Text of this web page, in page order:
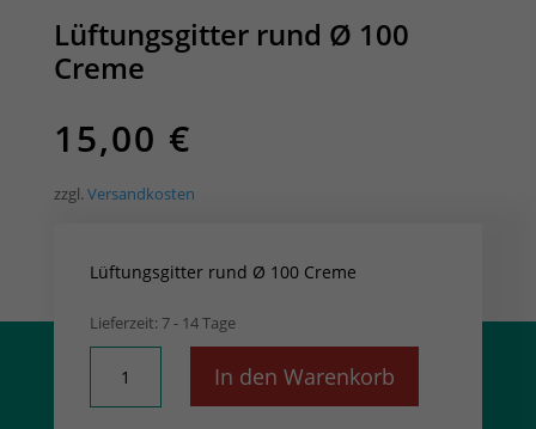
Lüftungsgitter rund Ø 100
Creme
15,00 €
zzgl. Versandkosten
Lüftungsgitter rund Ø 100 Creme
Lieferzeit: 7 - 14 Tage
rund
Ø
In den Warenkorb